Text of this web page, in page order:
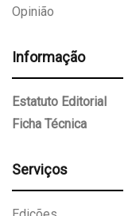
Opinião
Informação
Estatuto Editorial
Ficha Técnica
Serviços